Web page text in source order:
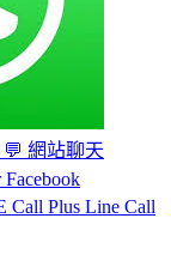
💬 網站聊天
Facebook
Line Call